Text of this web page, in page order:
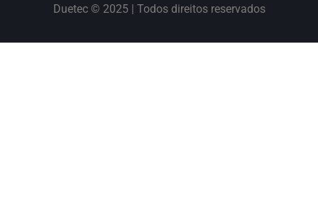
Duetec © 2025 | Todos direitos reservados